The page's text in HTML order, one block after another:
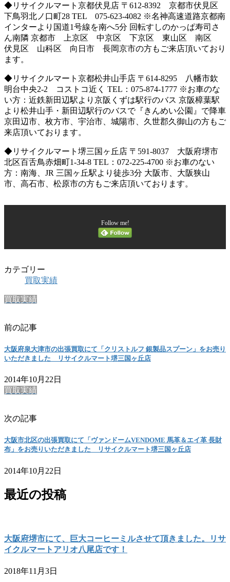
◆リサイクルマート京都伏見店 〒612-8392 京都市伏見区
下鳥羽北ノ口町28 TEL 075-623-4082 ※名神高速道路京都南
インターより国道1号線を南へ5分 回転すしのかっぱ寿司さ
ん南隣 京都市 上京区 中京区 下京区 東山区 南区
伏見区 山科区 向日市 長岡京市の方もご来店頂いており
ます。
◆リサイクルマート京都松井山手店 〒614-8295 八幡市欽
明台中央2-2 コストコ近く TEL：075-874-1777 ※お車のな
い方：近鉄新田辺駅より京阪くずは駅行のバス 京阪樟葉駅
より松井山手・新田辺駅行のバスで『きんめい公園』で降車
京田辺市、枚方市、宇治市、城陽市、久世郡久御山の方もご
来店頂いております。
◆リサイクルマート堺三国ヶ丘店 〒591-8037 大阪府堺市
北区百舌鳥赤畑町1-34-8 TEL：072-225-4700 ※お車のない
方：南海、JR 三国ヶ丘駅より徒歩3分 大阪市、大阪狭山
市、高石市、松原市の方もご来店頂いております。
Follow me!
カテゴリー
買取実績
買取実績
前の記事
大阪府泉大津市の出張買取にて「クリストルフ 銀製品スプーン」をお売り
いただきました リサイクルマート堺三国ヶ丘店
2014年10月22日
買取実績
次の記事
大阪市北区の出張買取にて「ヴァンドームVENDOME 馬革＆エイ革 長財
布」をお売りいただきました リサイクルマート堺三国ヶ丘店
2014年10月22日
最近の投稿
大阪府堺市にて、巨大コーヒーミルさせて頂きました。リサ
イクルマートアリオ八尾店です！
2018年11月3日